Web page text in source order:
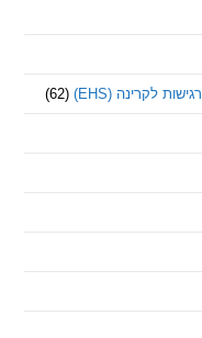
(62)